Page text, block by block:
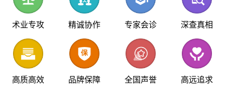
术业专攻 精诚协作 专家会诊 深查真相
高质高效 品牌保障 全国声誉 高远追求